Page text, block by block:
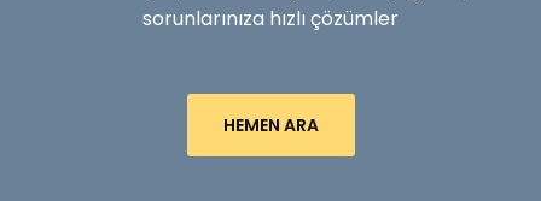
sorunlarınıza hızlı çözümler
HEMEN ARA